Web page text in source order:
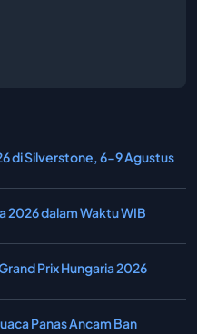
di Silverstone, 6-9 Agustus
2026 dalam Waktu WIB
Prix Hungaria 2026
Panas Ancam Ban